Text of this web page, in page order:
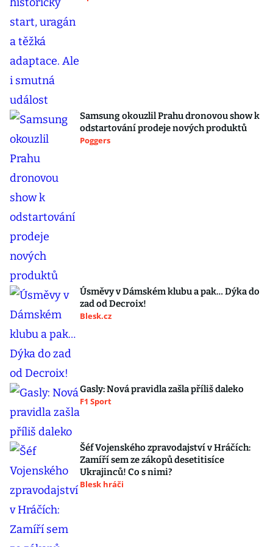
Samsung okouzlil Prahu dronovou show k
odstartování prodeje nových produktů
Poggers
Úsměvy v Dámském klubu a pak… Dýka do
zad od Decroix!
Blesk.cz
Gasly: Nová pravidla zašla příliš daleko
F1 Sport
Šéf Vojenského zpravodajství v Hráčích:
Zamíří sem ze zákopů desetitisíce
Ukrajinců! Co s nimi?
Blesk hráči